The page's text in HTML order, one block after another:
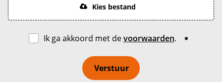
Kies bestand
Ik ga akkoord met devoorwaarden.
Verstuur